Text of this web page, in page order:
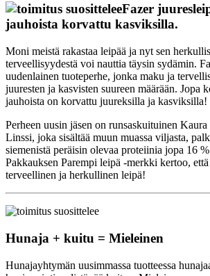
Fazer
jauhoista korvattu kasviksilla.
Moni meistä rakastaa leipää ja nyt sen
terveellisyydestä voi nauttia täysin sydämin.
uudenlainen tuoteperhe, jonka maku ja
juuresten ja kasvisten suureen määrään. Jopa
jauhoista on korvattu juureksilla ja kasviksilla!
Perheen uusin jäsen on runsaskuituinen
Linssi, joka sisältää muun muassa viljasta,
siemenistä peräisin olevaa proteiinia jopa 16
Pakkauksen Parempi leipä -merkki kertoo, että
terveellinen ja herkullinen leipä!
Hunaja + kuitu = Mieleinen
Hunajayhtymän uusimmassa tuotteessa